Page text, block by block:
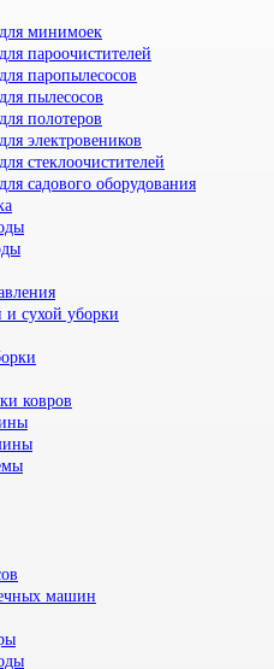
минимоек
пароочистителей
паропылесосов
пылесосов
полотеров
электровеников
стеклоочистителей
садового оборудования
сухой уборки
ковров
машин